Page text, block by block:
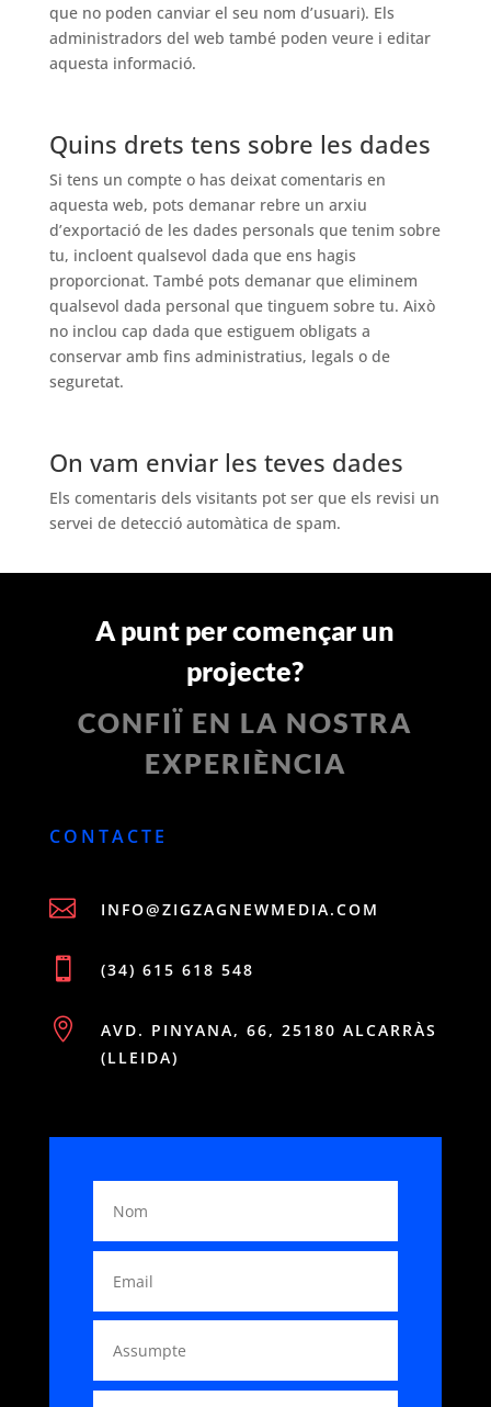
que no poden canviar el seu nom d’usuari). Els
administradors del web també poden veure i editar
aquesta informació.
Quins drets tens sobre les dades
Si tens un compte o has deixat comentaris en
aquesta web, pots demanar rebre un arxiu
d’exportació de les dades personals que tenim sobre
tu, incloent qualsevol dada que ens hagis
proporcionat. També pots demanar que eliminem
qualsevol dada personal que tinguem sobre tu. Això
no inclou cap dada que estiguem obligats a
conservar amb fins administratius, legals o de
seguretat.
On vam enviar les teves dades
Els comentaris dels visitants pot ser que els revisi un
servei de detecció automàtica de spam.
A punt per començar un
projecte?
CONFIÏ EN LA NOSTRA
EXPERIÈNCIA
CONTACTE
 INFO@ZIGZAGNEWMEDIA.COM
 (34) 615 618 548

AVD. PINYANA, 66, 25180 ALCARRÀS
(LLEIDA)